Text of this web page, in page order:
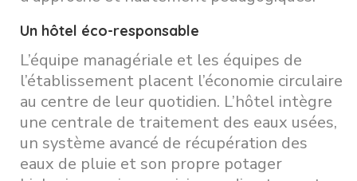
Un hôtel éco-responsable
L’équipe managériale et les équipes de
l’établissement placent l’économie circulaire
au centre de leur quotidien. L’hôtel intègre
une centrale de traitement des eaux usées,
un système avancé de récupération des
eaux de pluie et son propre potager